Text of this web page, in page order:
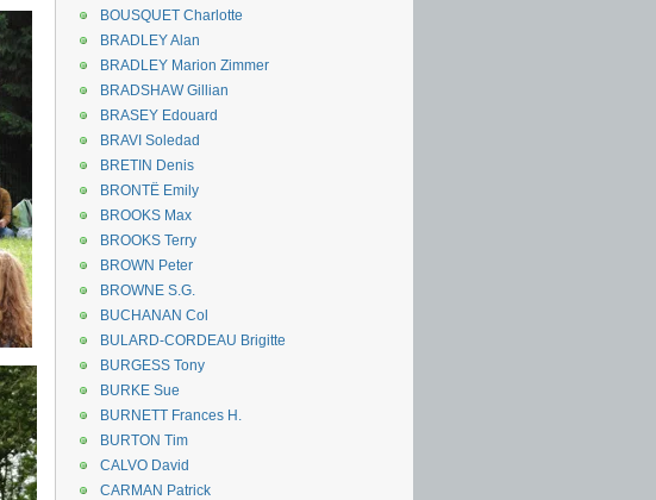
BOUSQUET Charlotte
BRADLEY Alan
BRADLEY Marion Zimmer
BRADSHAW Gillian
BRASEY Edouard
BRAVI Soledad
BRETIN Denis
BRONTË Emily
BROOKS Max
BROOKS Terry
BROWN Peter
BROWNE S.G.
BUCHANAN Col
BULARD-CORDEAU Brigitte
BURGESS Tony
BURKE Sue
BURNETT Frances H.
BURTON Tim
CALVO David
CARMAN Patrick